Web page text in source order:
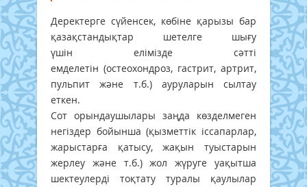
Деректерге сүйенсек, көбіне қарызы бар
қазақстандықтар шетелге шығу
үшін елімізде сәтті
емделетін (остеохондроз, гастрит, артрит,
пульпит және т.б.) ауруларын сылтау
еткен.
Сот орындаушылары заңда көзделмеген
негіздер бойынша (қызметтік іссапарлар,
жарыстарға қатысу, жақын туыстарын
жерлеу және т.б.) жол жүруге уақытша
шектеулерді тоқтату туралы қаулылар